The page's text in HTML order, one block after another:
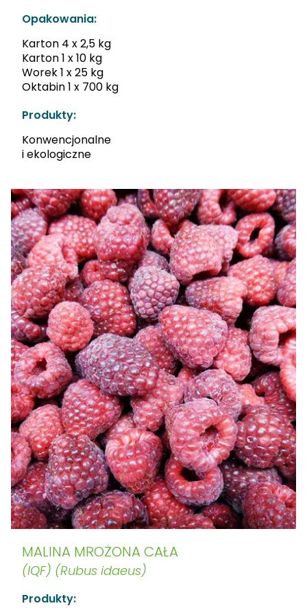
Opakowania:
Karton 4 x 2,5 kg
Karton 1 x 10 kg
Worek 1 x 25 kg
Oktabin 1 x 700 kg
Produkty:
Konwencjonalne
i ekologiczne
MALINA MROŻONA CAŁA
(IQF) (Rubus idaeus)
Produkty: